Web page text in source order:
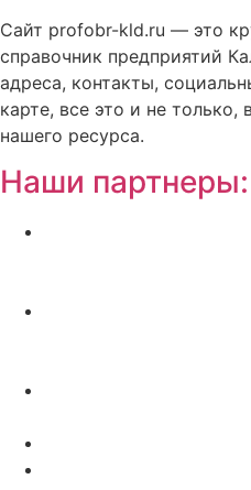
Сайт profobr-kld.ru — это
справочник предприятий
адреса, контакты,
карте, все это и не только,
нашего ресурса.
Наши партнеры: